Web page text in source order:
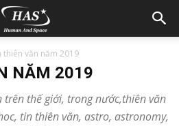
thiên văn năm 2019
NĂM 2019
trên thế giới, trong nước,thiên văn
tin thiên văn, astro, astronomy,